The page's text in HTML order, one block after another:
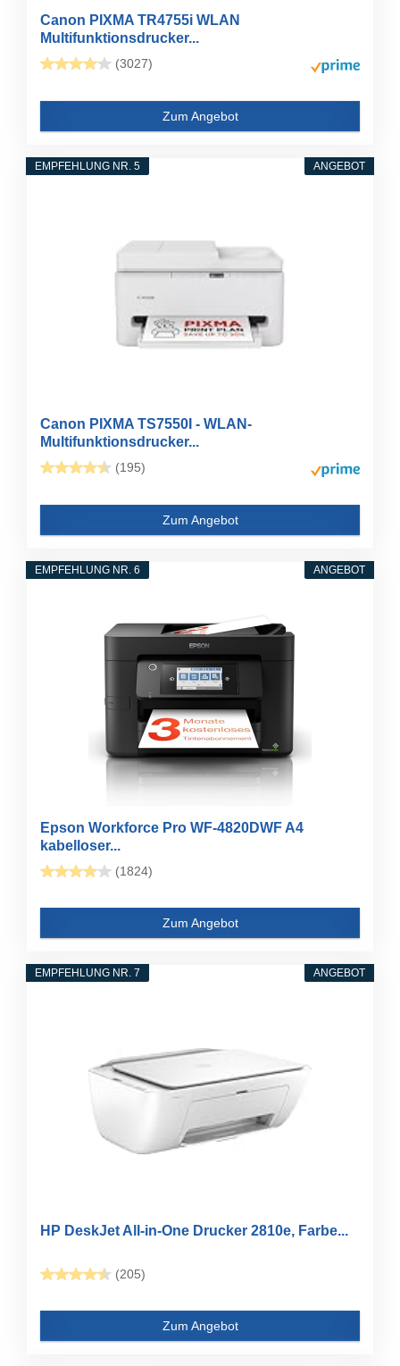
Canon PIXMA TR4755i WLAN
Multifunktionsdrucker...
(3027)
Zum Angebot
ANGEBOT
EMPFEHLUNG NR. 5
Canon PIXMA TS7550I - WLAN-
Multifunktionsdrucker...
(195)
Zum Angebot
ANGEBOT
EMPFEHLUNG NR. 6
Epson Workforce Pro WF-4820DWF A4
kabelloser...
(1824)
Zum Angebot
ANGEBOT
EMPFEHLUNG NR. 7
HP DeskJet All-in-One Drucker 2810e, Farbe...
(205)
Zum Angebot